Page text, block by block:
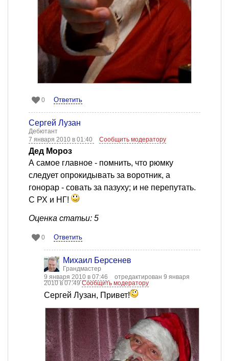
0 Ответить
Сергей Лузан
Дебютант
7 января 2010 в 01:40
Сообщить модератору
Дед Мороз
А самое главное - помнить, что рюмку
следует опрокидывать за воротник, а
гонорар - совать за пазуху; и не перепутать.
С РХ и НГ!
Оценка статьи: 5
0 Ответить
Михаил Берсенев
Грандмастер
9 января 2010 в 07:46
отредактирован 9 января
2010 в 07:49Сообщить модератору
Сергей Лузан, Привет!